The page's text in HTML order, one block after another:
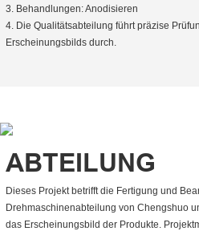
3. Behandlungen: Anodisieren
4. Die Qualitätsabteilung führt präzise
Erscheinungsbilds durch.
ABTEILUNG
Dieses Projekt betrifft die Fertigung und
Drehmaschinenabteilung von Chengshuo
das Erscheinungsbild der Produkte.